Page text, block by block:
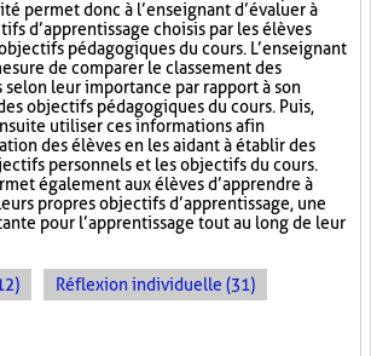
permet donc à l’enseignant d’évaluer à
d’apprentissage choisis par les élèves
pédagogiques du cours. L’enseignant
de comparer le classement des
leur importance par rapport à son
objectifs pédagogiques du cours. Puis,
utiliser ces informations afin
des élèves en les aidant à établir des
personnels et les objectifs du cours.
également aux élèves d’apprendre à
propres objectifs d’apprentissage, une
pour l’apprentissage tout au long de leur
Réflexion individuelle (31)